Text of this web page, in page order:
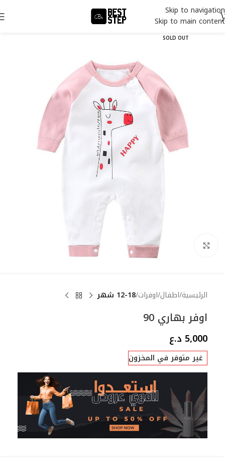
Skip to navigation
Skip to main content
SOLD OUT
Click to enlarge
الرئيسية اطفال اوفرات 12-18 شهر
اوفر بهاري 90
5,000 د.ع
غير متوفر في المخزون